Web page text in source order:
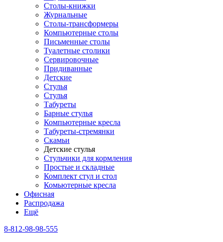
Столы-книжки
Журнальные
Столы-трансформеры
Компьютерные столы
Письменные столы
Туалетные столики
Сервировочные
Придиванные
Детские
Стулья
Стулья
Табуреты
Барные стулья
Компьютерные кресла
Табуреты-стремянки
Скамьи
Детские стулья
Стульчики для кормления
Простые и складные
Комплект стул и стол
Комьютерные кресла
Офисная
Распродажа
Eщё
8-812-98-98-555